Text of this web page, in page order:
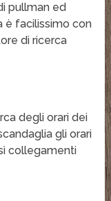
pullman ed
è facilissimo con
di ricerca
degli orari dei
gli orari
collegamenti